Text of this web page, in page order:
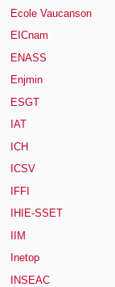
Ecole Vaucanson
EICnam
ENASS
Enjmin
ESGT
IAT
ICH
ICSV
IFFI
IHIE-SSET
IIM
Inetop
INSEAC